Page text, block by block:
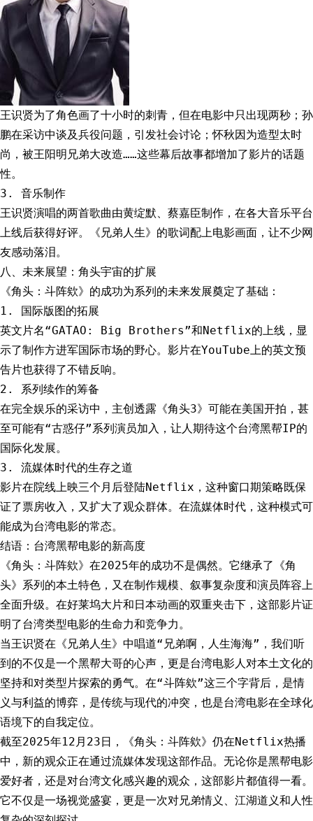
王识贤为了角色画了十小时的刺青，但在电影中只出现两秒；孙
鹏在采访中谈及兵役问题，引发社会讨论；怀秋因为造型太时
尚，被王阳明兄弟大改造……这些幕后故事都增加了影片的话题
性。
3. 音乐制作
王识贤演唱的两首歌曲由黄绽默、蔡嘉臣制作，在各大音乐平台
上线后获得好评。《兄弟人生》的歌词配上电影画面，让不少网
友感动落泪。
八、未来展望：角头宇宙的扩展
《角头：斗阵欸》的成功为系列的未来发展奠定了基础：
1. 国际版图的拓展
英文片名“GATAO: Big Brothers”和Netflix的上线，显
示了制作方进军国际市场的野心。影片在YouTube上的英文预
告片也获得了不错反响。
2. 系列续作的筹备
在完全娱乐的采访中，主创透露《角头3》可能在美国开拍，甚
至可能有“古惑仔”系列演员加入，让人期待这个台湾黑帮IP的
国际化发展。
3. 流媒体时代的生存之道
影片在院线上映三个月后登陆Netflix，这种窗口期策略既保
证了票房收入，又扩大了观众群体。在流媒体时代，这种模式可
能成为台湾电影的常态。
结语：台湾黑帮电影的新高度
《角头：斗阵欸》在2025年的成功不是偶然。它继承了《角
头》系列的本土特色，又在制作规模、叙事复杂度和演员阵容上
全面升级。在好莱坞大片和日本动画的双重夹击下，这部影片证
明了台湾类型电影的生命力和竞争力。
当王识贤在《兄弟人生》中唱道“兄弟啊，人生海海”，我们听
到的不仅是一个黑帮大哥的心声，更是台湾电影人对本土文化的
坚持和对类型片探索的勇气。在“斗阵欸”这三个字背后，是情
义与利益的博弈，是传统与现代的冲突，也是台湾电影在全球化
语境下的自我定位。
截至2025年12月23日，《角头：斗阵欸》仍在Netflix热播
中，新的观众正在通过流媒体发现这部作品。无论你是黑帮电影
爱好者，还是对台湾文化感兴趣的观众，这部影片都值得一看。
它不仅是一场视觉盛宴，更是一次对兄弟情义、江湖道义和人性